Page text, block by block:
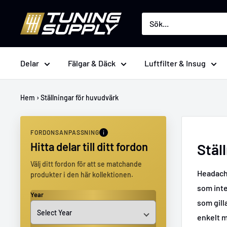
innehåll
Tuningsupply
Delar Fälgar & Däck Luftfilter & Insug
Hem › Ställningar för huvudvärk
FORDONSANPASSNING
Hitta delar till ditt fordon
Välj ditt fordon för att se matchande
produkter i den här kollektionen.
Year
som
som
enkelt